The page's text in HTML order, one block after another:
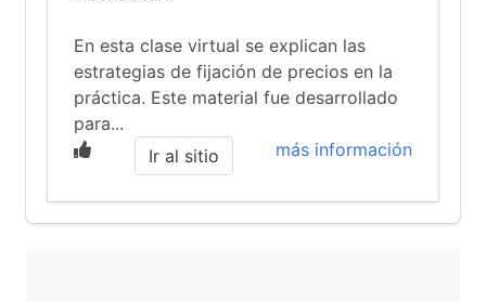
En esta clase virtual se explican las
estrategias de fijación de precios en la
práctica. Este material fue desarrollado
para...
más información
Ir al sitio